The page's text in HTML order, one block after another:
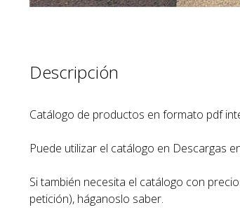
Descripción
Catálogo de productos en formato pdf
Puede utilizar el catálogo en Descargas
Si también necesita el catálogo con
petición), háganoslo saber.